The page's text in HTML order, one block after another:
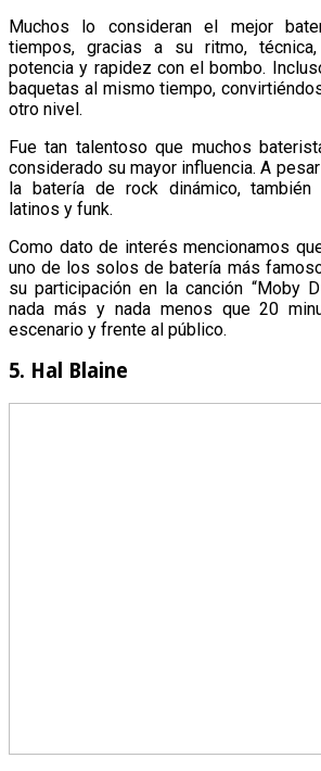
Muchos lo consideran el mejor
tiempos, gracias a su ritmo,
potencia y rapidez con el bombo.
baquetas al mismo tiempo,
otro nivel.
Fue tan talentoso que muchos
considerado su mayor influencia. A
la batería de rock dinámico,
latinos y funk.
Como dato de interés mencionamos
uno de los solos de batería más
su participación en la canción “Moby
nada más y nada menos que 20
escenario y frente al público.
5. Hal Blaine